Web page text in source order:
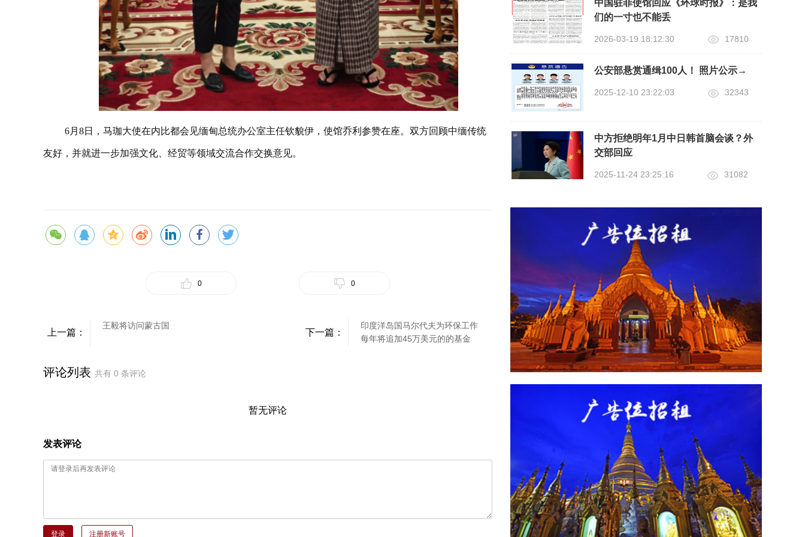
6月8日，马珈大使在内比都会见缅甸总统办公室主任钦貌伊，使馆乔利参赞在座。双方回顾中缅传统
友好，并就进一步加强文化、经贸等领域交流合作交换意见。
0 0
上一篇：
王毅将访问蒙古国
下一篇：
印度洋岛国马尔代夫为环保工作
每年将追加45万美元的的基金
评论列表 共有 0 条评论
暂无评论
发表评论
登录 注册新账号
中国驻菲使馆回应《环球时报》：是我
们的一寸也不能丢
2026-03-19 18:12:30 17810
公安部悬赏通缉100人！ 照片公示→
2025-12-10 23:22:03 32343
中方拒绝明年1月中日韩首脑会谈？外
交部回应
2025-11-24 23:25:16 31082